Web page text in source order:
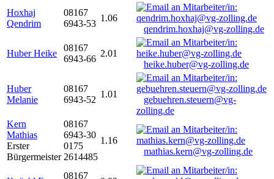
Hoxhaj
Qendrim
08167
6943-53
1.06
qendrim.hoxhaj@vg-zolling.de
Huber Heike
08167
6943-66
2.01
heike.huber@vg-zolling.de
Huber
Melanie
08167
6943-52
1.01
gebuehren.steuern@vg-
zolling.de
Kern
Mathias
Erster
Bürgermeister
08167
6943-30
0175
2614485
1.16
mathias.kern@vg-zolling.de
08167